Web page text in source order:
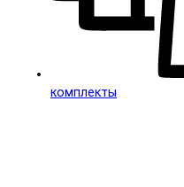
комплекты